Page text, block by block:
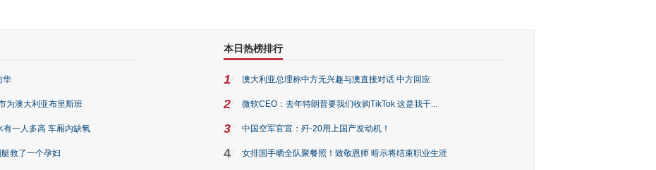
华
为澳大利亚布里斯班
一人多高 车厢内缺氧
救了一个孕妇
本日热榜排行
1 澳大利亚总理称中方无兴趣与澳直接对话 中方回应
2 微软CEO：去年特朗普要我们收购TikTok 这是我干...
3 中国空军官宣：歼-20用上国产发动机！
4 女排国手晒全队聚餐照！致敬恩师 暗示将结束职业生涯